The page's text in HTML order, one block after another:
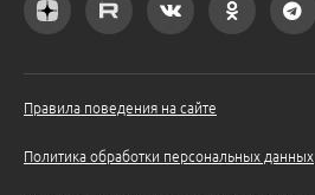
Правила поведения на сайте
Политика обработки персональных данных